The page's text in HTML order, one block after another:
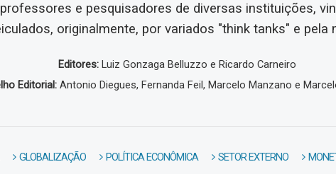
e pesquisadores de diversas instituições,
originalmente, por variados "think tanks" e pela
Editores: Luiz Gonzaga Belluzzo e Ricardo Carneiro
Editorial: Antonio Diegues, Fernanda Feil, Marcelo Manzano e
GLOBALIZAÇÃO POLÍTICA ECONÔMICA SETOR EXTERNO